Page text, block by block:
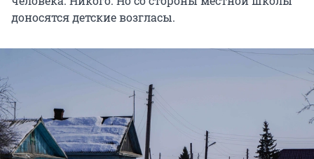
доносятся детские возгласы.